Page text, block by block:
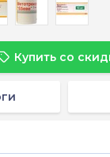
Купить со